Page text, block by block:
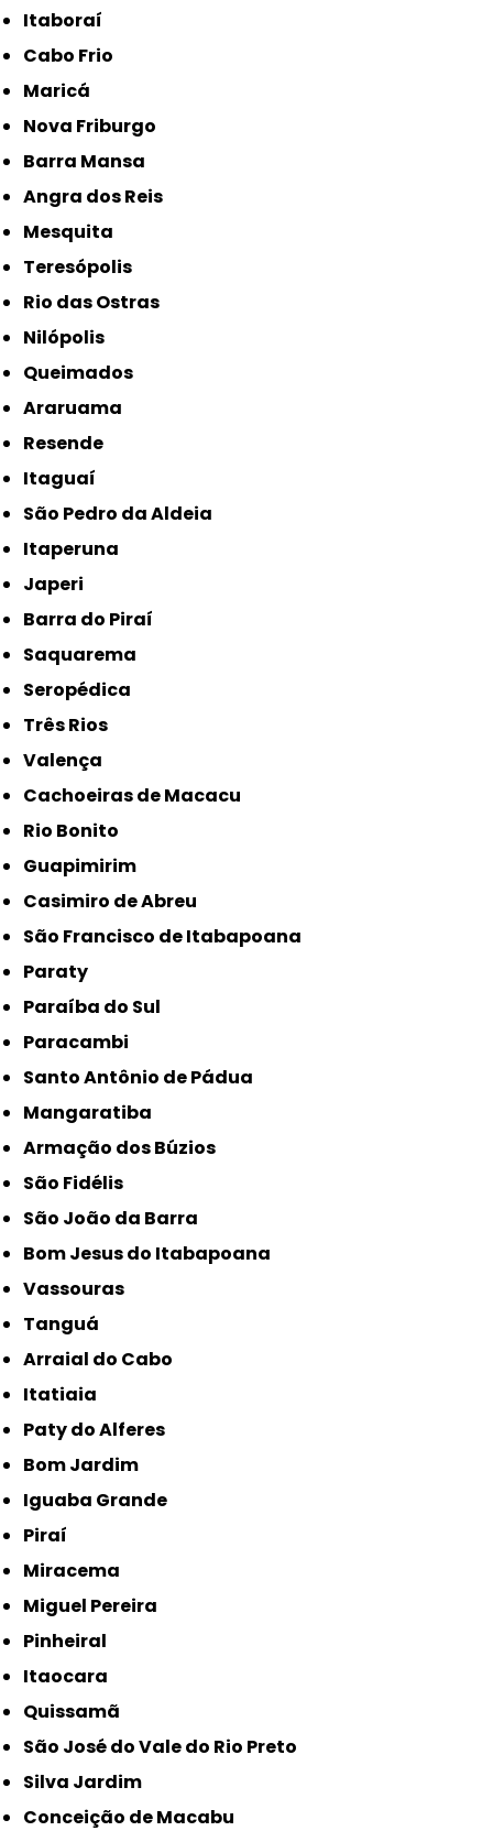
Itaboraí
Cabo Frio
Maricá
Nova Friburgo
Barra Mansa
Angra dos Reis
Mesquita
Teresópolis
Rio das Ostras
Nilópolis
Queimados
Araruama
Resende
Itaguaí
São Pedro da Aldeia
Itaperuna
Japeri
Barra do Piraí
Saquarema
Seropédica
Três Rios
Valença
Cachoeiras de Macacu
Rio Bonito
Guapimirim
Casimiro de Abreu
São Francisco de Itabapoana
Paraty
Paraíba do Sul
Paracambi
Santo Antônio de Pádua
Mangaratiba
Armação dos Búzios
São Fidélis
São João da Barra
Bom Jesus do Itabapoana
Vassouras
Tanguá
Arraial do Cabo
Itatiaia
Paty do Alferes
Bom Jardim
Iguaba Grande
Piraí
Miracema
Miguel Pereira
Pinheiral
Itaocara
Quissamã
São José do Vale do Rio Preto
Silva Jardim
Conceição de Macabu